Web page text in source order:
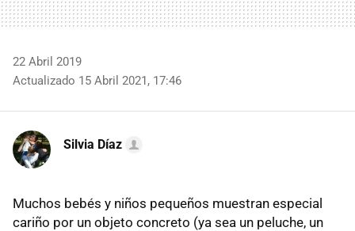
22 Abril 2019
Actualizado 15 Abril 2021, 17:46
Silvia Díaz
Muchos bebés y niños pequeños muestran especial
cariño por un objeto concreto (ya sea un peluche, un